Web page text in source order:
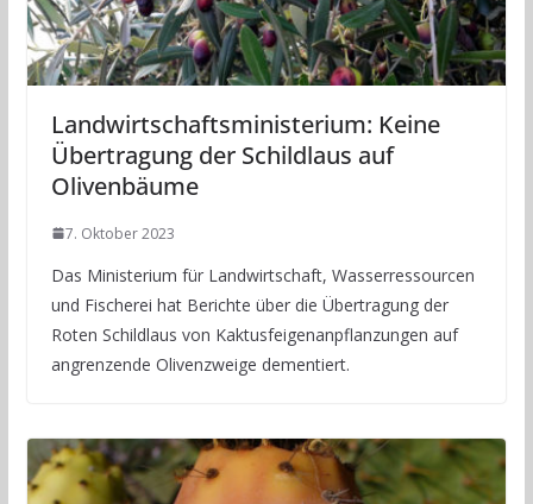
Landwirtschaftsministerium: Keine
Übertragung der Schildlaus auf
Olivenbäume
7. Oktober 2023
Das Ministerium für Landwirtschaft, Wasserressourcen
und Fischerei hat Berichte über die Übertragung der
Roten Schildlaus von Kaktusfeigenanpflanzungen auf
angrenzende Olivenzweige dementiert.